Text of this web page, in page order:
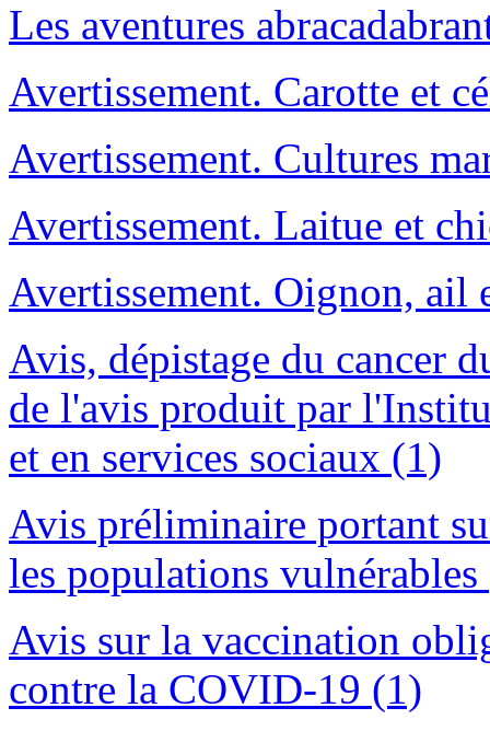
Les aventures
Avertissement. Carotte et
Avertissement. Cultures
Avertissement. Laitue et
Avertissement. Oignon, ail
Avis, dépistage du cancer
de l'avis produit par
et en services sociaux (1)
Avis préliminaire portant
les populations
Avis sur la vaccination
contre la COVID-19 (1)